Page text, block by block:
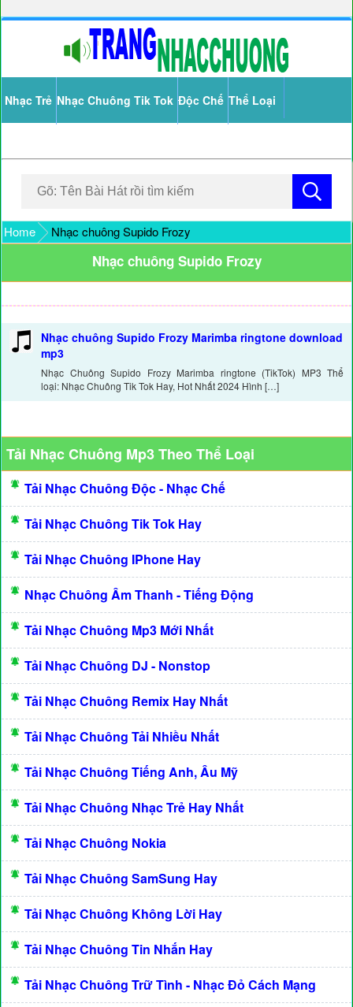
Nhạc Trẻ Nhạc Chuông Tik Tok Độc Chế Thể Loại
Home Nhạc chuông Supido Frozy
Nhạc chuông Supido Frozy
Nhạc chuông Supido Frozy Marimba ringtone download
mp3
Nhạc Chuông Supido Frozy Marimba ringtone (TikTok) MP3 Thể
loại: Nhạc Chuông Tik Tok Hay, Hot Nhất 2024 Hình […]
Tải Nhạc Chuông Mp3 Theo Thể Loại
Tải Nhạc Chuông Độc - Nhạc Chế
Tải Nhạc Chuông Tik Tok Hay
Tải Nhạc Chuông IPhone Hay
Nhạc Chuông Âm Thanh - Tiếng Động
Tải Nhạc Chuông Mp3 Mới Nhất
Tải Nhạc Chuông DJ - Nonstop
Tải Nhạc Chuông Remix Hay Nhất
Tải Nhạc Chuông Tải Nhiều Nhất
Tải Nhạc Chuông Tiếng Anh, Âu Mỹ
Tải Nhạc Chuông Nhạc Trẻ Hay Nhất
Tải Nhạc Chuông Nokia
Tải Nhạc Chuông SamSung Hay
Tải Nhạc Chuông Không Lời Hay
Tải Nhạc Chuông Tin Nhắn Hay
Tải Nhạc Chuông Trữ Tình - Nhạc Đỏ Cách Mạng